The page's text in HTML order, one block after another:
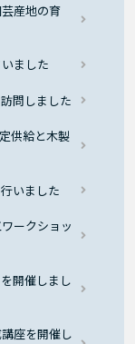
産地の育
ました
問しました
供給と木製
いました
ークショッ
開催しまし
座を開催し